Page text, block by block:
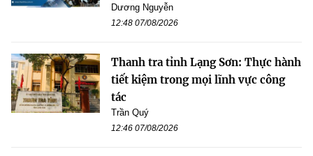
Dương Nguyễn
12:48 07/08/2026
Thanh tra tỉnh Lạng Sơn: Thực hành
tiết kiệm trong mọi lĩnh vực công
tác
Trần Quý
12:46 07/08/2026